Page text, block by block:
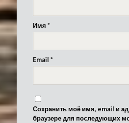
Имя *
Email *
Сохранить моё имя, email и
браузере для последующих